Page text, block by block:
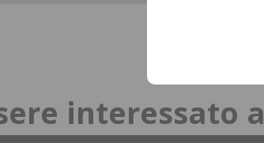
interessato a